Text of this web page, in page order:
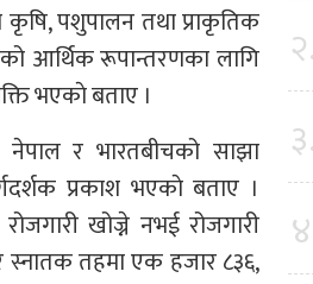
कृषि, पशुपालन तथा प्राकृतिक
आर्थिक रूपान्तरणका लागि
भएकाे बताए ।
नेपाल र भारतबीचको साझा
प्रकाश भएकाे बताए ।
खोज्ने नभई रोजगारी
स्नातक तहमा एक हजार ८३६,